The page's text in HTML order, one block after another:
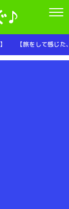
♪
【旅をして感じ